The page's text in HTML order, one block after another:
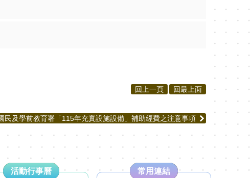
回上一頁 回最上面
及學前教育署「115年充實設施設備」補助經費之注意事項
活動行事曆 常用連結